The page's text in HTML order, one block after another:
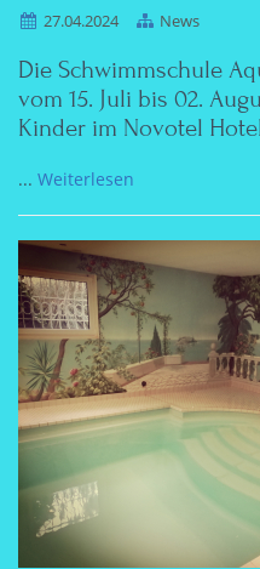
27.04.2024 News
Die Schwimmschule
vom 15. Juli bis 02.
Kinder im Novotel
... Weiterlesen